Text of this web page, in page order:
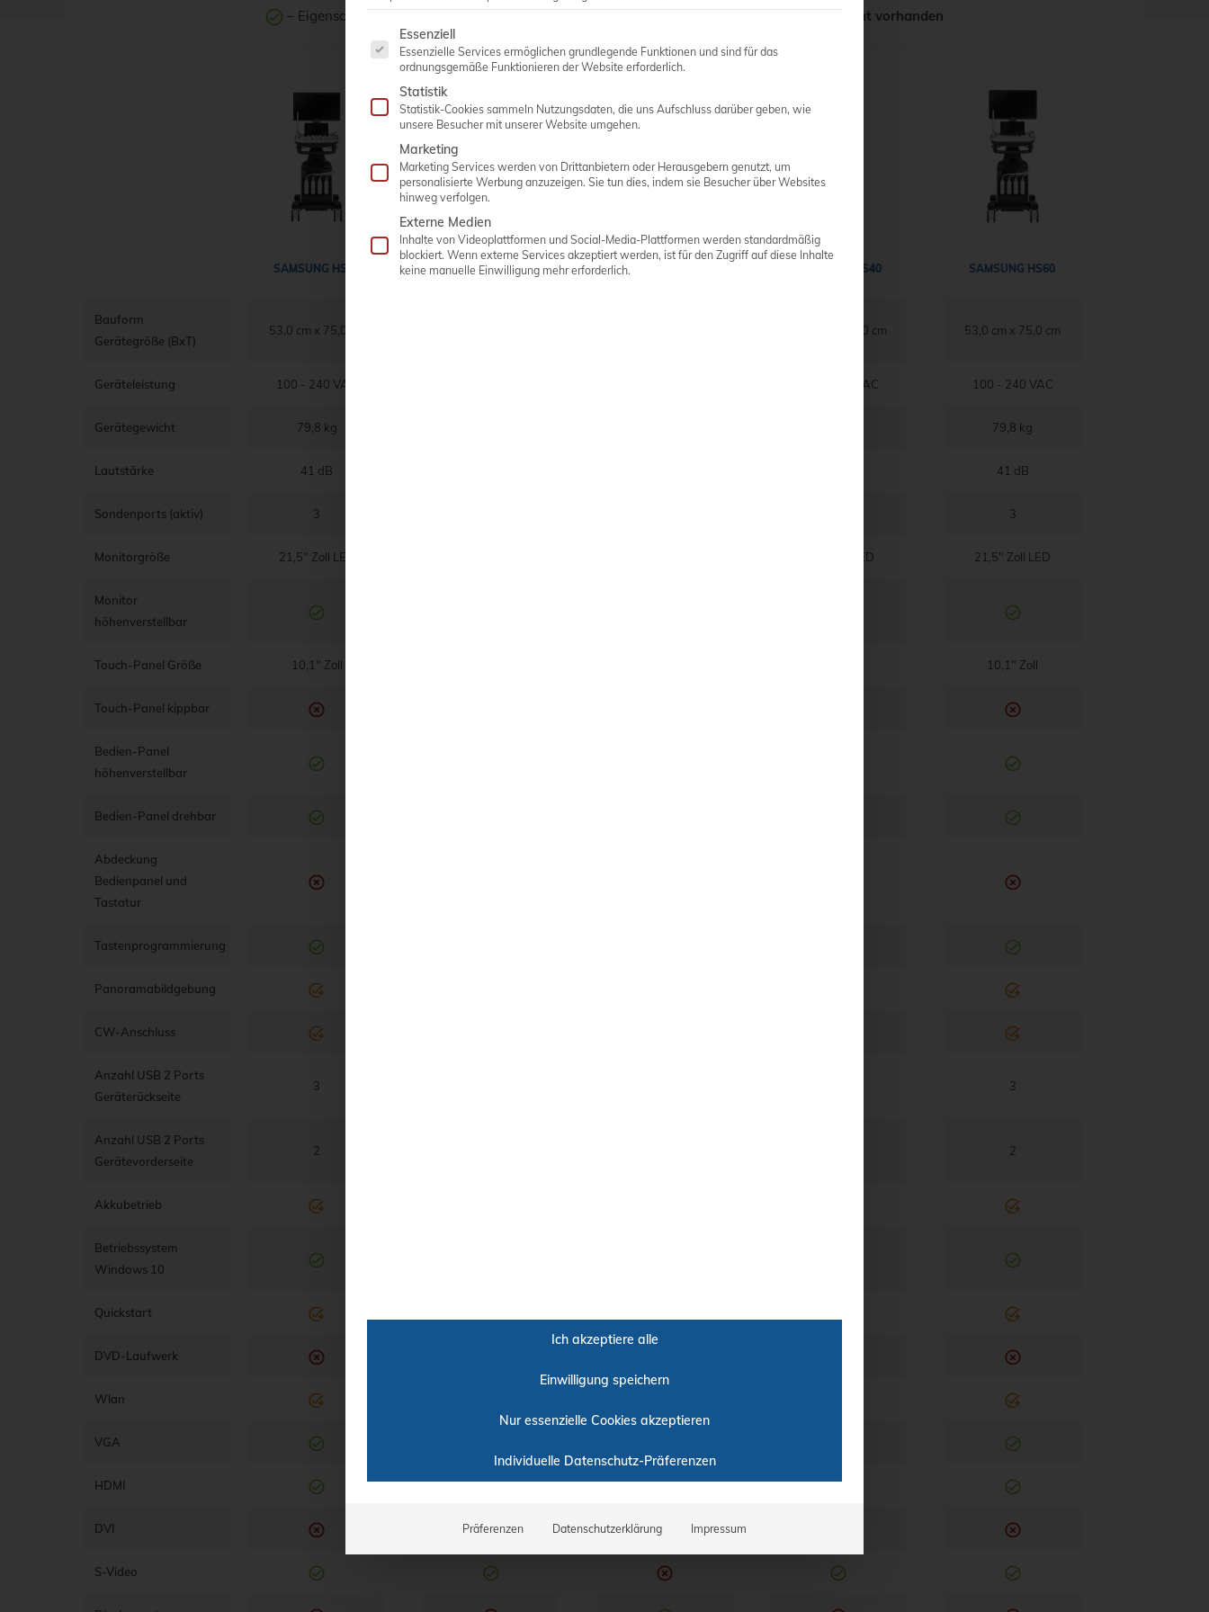
– Eigenschaftvorhanden – Eigenschaftoptional – Eigenschaftnicht vorhanden
Bauform
Gerätegröße (BxT)
Geräteleistung
Gerätegewicht
Lautstärke
Sondenports (aktiv)
Monitorgröße
Monitor
höhenverstellbar
Touch-Panel Größe
Touch-Panel kippbar
Bedien-Panel
höhenverstellbar
Bedien-Panel drehbar
Abdeckung
Bedienpanel und
Tastatur
Tastenprogrammierung
Panoramabildgebung
CW-Anschluss
Anzahl USB 2 Ports
Geräterückseite
Anzahl USB 2 Ports
Gerätevorderseite
Akkubetrieb
Betriebssystem
Windows 10
Quickstart
DVD-Laufwerk
Wlan
VGA
HDMI
DVI
S-Video
SAMSUNG HS50
53,0 cm x 75,0 cm
100 - 240 VAC
79,8 kg
41 dB
3
21,5" Zoll LED
10,1" Zoll
3
2
SIEMENS ACUSON NX2 PHILIPS Affiniti 30 SAMSUNG HS40
52,0 cm x 73,0 cm
100 - 240 VAC
21,5 Zoll LED
SAMSUNG HS60
53,0 cm x 75,0 cm
100 - 240 VAC
79,8 kg
41 dB
3
21,5" Zoll LED
10,1" Zoll
3
2
Es folgt eine Liste der Service-Gruppen, für die eine Einwilligung erteilt werden kann. Die erste Service-Gruppe ist essenziell und
Essenziell
Essenzielle Services ermöglichen grundlegende Funktionen und sind für das
ordnungsgemäße Funktionieren der Website erforderlich.
Statistik
Statistik-Cookies sammeln Nutzungsdaten, die uns Aufschluss darüber geben, wie
unsere Besucher mit unserer Website umgehen.
Marketing
Marketing Services werden von Drittanbietern oder Herausgebern genutzt, um
personalisierte Werbung anzuzeigen. Sie tun dies, indem sie Besucher über Websites
hinweg verfolgen.
Externe Medien
Inhalte von Videoplattformen und Social-Media-Plattformen werden standardmäßig
blockiert. Wenn externe Services akzeptiert werden, ist für den Zugriff auf diese Inhalte
keine manuelle Einwilligung mehr erforderlich.
Ich akzeptiere alle
Einwilligung speichern
Nur essenzielle Cookies akzeptieren
Individuelle Datenschutz-Präferenzen
Präferenzen Datenschutzerklärung Impressum